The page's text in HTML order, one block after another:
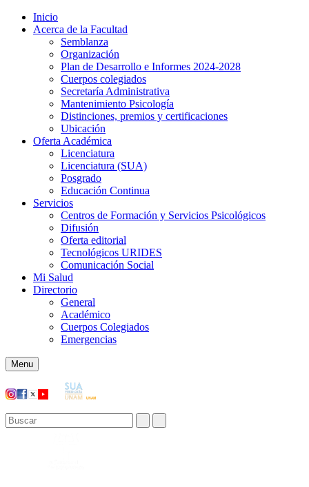
Inicio
Acerca de la Facultad
Semblanza
Organización
Plan de Desarrollo e Informes 2024-2028
Cuerpos colegiados
Secretaría Administrativa
Mantenimiento Psicología
Distinciones, premios y certificaciones
Ubicación
Oferta Académica
Licenciatura
Licenciatura (SUA)
Posgrado
Educación Continua
Servicios
Centros de Formación y Servicios Psicológicos
Difusión
Oferta editorial
Tecnológicos URIDES
Comunicación Social
Mi Salud
Directorio
General
Académico
Cuerpos Colegiados
Emergencias
Menu